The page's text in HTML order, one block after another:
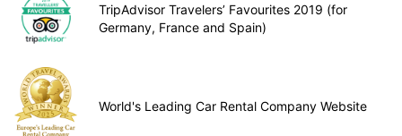
TripAdvisor Travelers’ Favourites 2019 (for
Germany, France and Spain)
World's Leading Car Rental Company Website